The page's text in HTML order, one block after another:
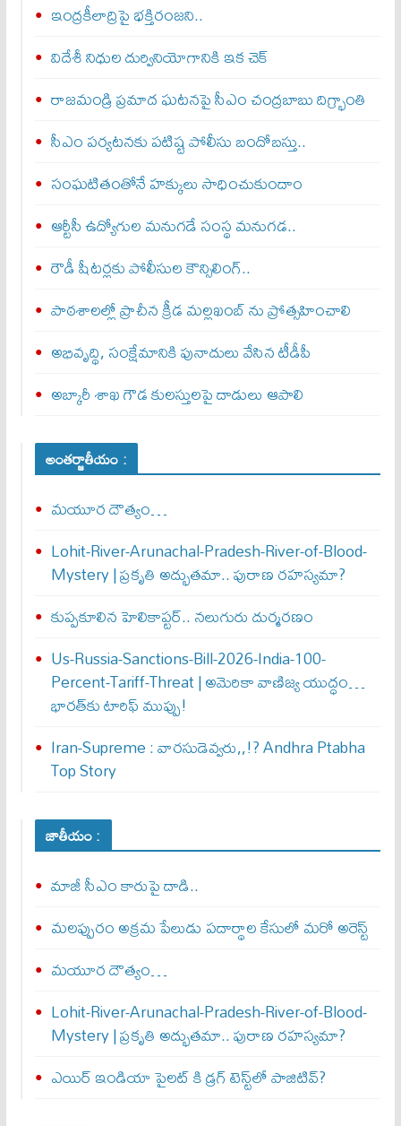
ఇంద్రకీలాద్రిపై భక్తిరంజని..
విదేశీ నిధుల దుర్వినియోగానికి ఇక చెక్‌
రాజమండ్రి ప్రమాద ఘటనపై సీఎం చంద్రబాబు దిగ్భ్రాంతి
సీఎం పర్యటనకు పటిష్ట పోలీసు బందోబస్తు..
సంఘటితంతోనే హక్కులు సాధించుకుందాం
ఆర్టీసీ ఉద్యోగుల మనుగడే సంస్థ మనుగడ..
రౌడీ షీటర్లకు పోలీసుల కౌన్సిలింగ్‌..
పాఠశాలల్లో ప్రాచీన క్రీడ మల్లఖంబ్ ను ప్రోత్సహించాలి
అభివృద్థి, సంక్షేమానికి పునాదులు వేసిన టీడీపీ
అబ్కారీ శాఖ గౌడ కులస్తులపై దాడులు ఆపాలి
అంతర్జాతీయం :
మయూర దౌత్యం…
Lohit-River-Arunachal-Pradesh-River-of-Blood-
Mystery | ప్రకృతి అద్భుతమా.. పురాణ రహస్యమా?
కుప్పకూలిన హెలికాప్టర్‌.. నలుగురు దుర్మరణం
Us-Russia-Sanctions-Bill-2026-India-100-
Percent-Tariff-Threat | అమెరికా వాణిజ్య యుద్ధం…
భారత్‌కు టారిఫ్ ముప్పు!
Iran-Supreme : వార‌సుడెవ్వ‌రు,,!? Andhra Ptabha
Top Story
జాతీయం :
మాజీ సీఎం కారుపై దాడి..
మలప్పురం అక్రమ పేలుడు పదార్థాల కేసులో మరో అరెస్ట్‌
మయూర దౌత్యం…
Lohit-River-Arunachal-Pradesh-River-of-Blood-
Mystery | ప్రకృతి అద్భుతమా.. పురాణ రహస్యమా?
ఎయిర్‌ ఇండియా పైలట్‌ కి డ్రగ్‌ టెస్ట్‌లో పాజిటివ్‌?